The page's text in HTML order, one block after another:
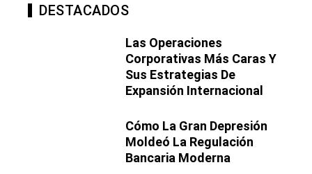
DESTACADOS
Las Operaciones
Corporativas Más Caras Y
Sus Estrategias De
Expansión Internacional
Cómo La Gran Depresión
Moldeó La Regulación
Bancaria Moderna